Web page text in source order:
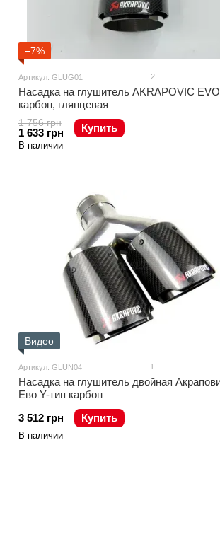
−7%
Артикул: GLUG01 2
Насадка на глушитель AKRAPOVIC EVO
карбон, глянцевая
1 756 грн
1 633 грн Купить
В наличии
Видео
Артикул: GLUN04 1
Насадка на глушитель двойная
Ево Y-тип карбон
3 512 грн
Купить
В наличии